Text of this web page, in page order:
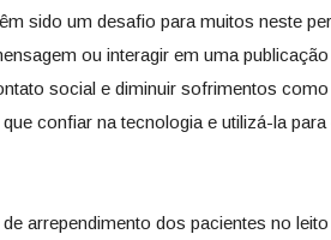
sido um desafio para muitos neste
ou interagir em uma
social e diminuir sofrimentos como
confiar na tecnologia e utilizá-la
arrependimento dos pacientes no